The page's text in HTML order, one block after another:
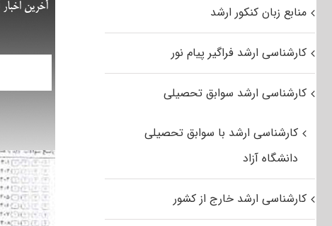
منابع زبان کنکور ارشد
کارشناسی ارشد فراگیر پیام نور
کارشناسی ارشد سوابق تحصیلی
کارشناسی ارشد با سوابق تحصیلی
دانشگاه آزاد
کارشناسی ارشد خارج از کشور